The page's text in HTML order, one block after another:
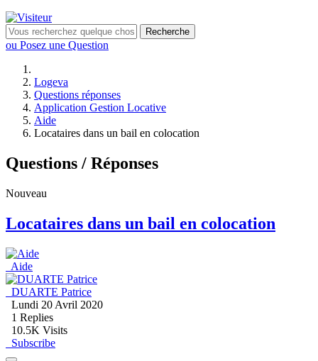
Recherche
ou Posez une Question
Logeva
Questions réponses
Application Gestion Locative
Aide
Locataires dans un bail en colocation
Questions / Réponses
Nouveau
Locataires dans un bail en colocation
Aide
DUARTE Patrice
Lundi 20 Avril 2020
1 Replies
10.5K Visits
Subscribe